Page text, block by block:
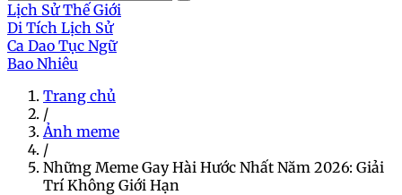
Lịch Sử Thế Giới
Di Tích Lịch Sử
Ca Dao Tục Ngữ
Bao Nhiêu
Trang chủ
/
Ảnh meme
/
Những Meme Gay Hài Hước Nhất Năm 2026: Giải
Trí Không Giới Hạn